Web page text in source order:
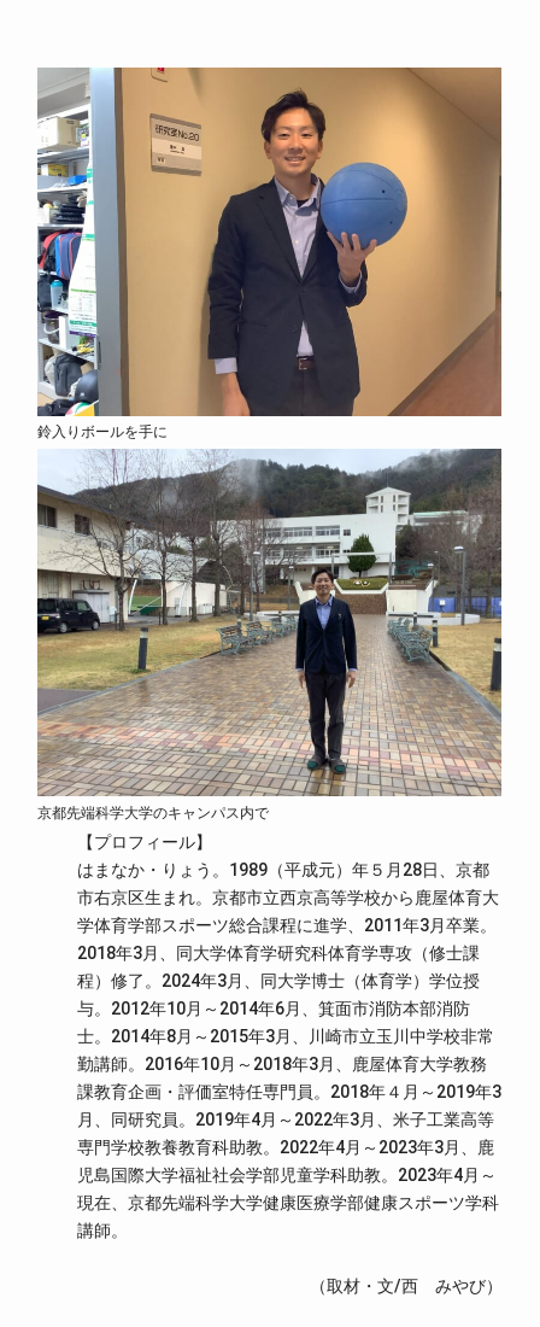
鈴入りボールを手に
京都先端科学大学のキャンパス内で
【プロフィール】
はまなか・りょう。1989（平成元）年５月28日、京都
市右京区生まれ。京都市立西京高等学校から鹿屋体育大
学体育学部スポーツ総合課程に進学、2011年3月卒業。
2018年3月、同大学体育学研究科体育学専攻（修士課
程）修了。2024年3月、同大学博士（体育学）学位授
与。2012年10月～2014年6月、箕面市消防本部消防
士。2014年8月～2015年3月、川崎市立玉川中学校非常
勤講師。2016年10月～2018年3月、鹿屋体育大学教務
課教育企画・評価室特任専門員。2018年４月～2019年3
月、同研究員。2019年4月～2022年3月、米子工業高等
専門学校教養教育科助教。2022年4月～2023年3月、鹿
児島国際大学福祉社会学部児童学科助教。2023年4月～
現在、京都先端科学大学健康医療学部健康スポーツ学科
講師。
（取材・文/西 みやび）